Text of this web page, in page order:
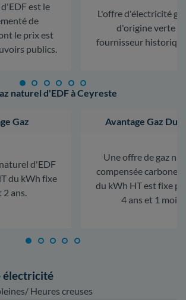
est le
de
le prix est
publics.
L'offre d'électricité
d'origine verte
fournisseur
naturel d'EDF à Ceyreste
Gaz
d'EDF
du kWh fixe
ans.
Avantage Gaz
Une offre de gaz
compensée carbone.
du kWh HT est fixe
4 ans et 1 mois.
Heures creuses